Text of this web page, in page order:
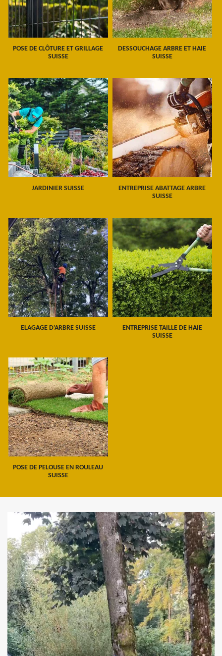
POSE DE CLÔTURE ET GRILLAGE
SUISSE
DESSOUCHAGE ARBRE ET HAIE
SUISSE
JARDINIER SUISSE
ENTREPRISE ABATTAGE ARBRE
SUISSE
ELAGAGE D'ARBRE SUISSE
ENTREPRISE TAILLE DE HAIE
SUISSE
POSE DE PELOUSE EN ROULEAU
SUISSE